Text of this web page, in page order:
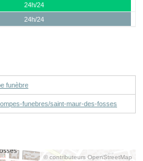
24h/24
24h/24
funèbre
funebres/saint-maur-des-fosses
© contributeurs OpenStreetMap